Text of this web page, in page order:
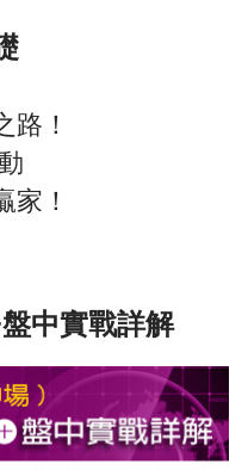
路！
家！
中實戰詳解